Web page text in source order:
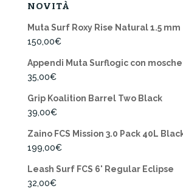
NOVITÀ
Muta Surf Roxy Rise Natural 1.5 mm
150,00€
Appendi Muta Surflogic con
35,00€
Grip Koalition Barrel Two Black
39,00€
Zaino FCS Mission 3.0 Pack 40L
199,00€
Leash Surf FCS 6' Regular Eclipse
32,00€